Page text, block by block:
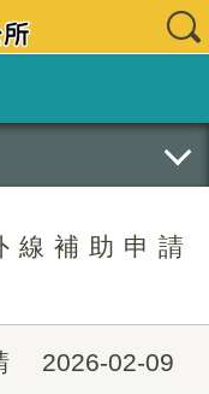
線補助申請
2026-02-09